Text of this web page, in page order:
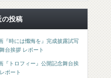
の投稿
『時には懺悔を』完成披露試写
台挨拶 レポート
『トロフィー』公開記念舞台挨
ポート